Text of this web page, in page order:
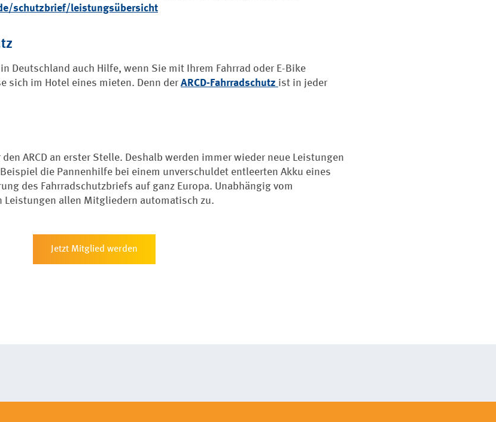
schutzbrief/leistungsübersicht
Deutschland auch Hilfe, wenn Sie mit Ihrem Fahrrad oder E-Bike
sich im Hotel eines mieten. Denn der ARCD-Fahrradschutz ist in jeder
ARCD an erster Stelle. Deshalb werden immer wieder neue Leistungen
die Pannenhilfe bei einem unverschuldet entleerten Akku eines
des Fahrradschutzbriefs auf ganz Europa. Unabhängig vom
Leistungen allen Mitgliedern automatisch zu.
Jetzt Mitglied werden